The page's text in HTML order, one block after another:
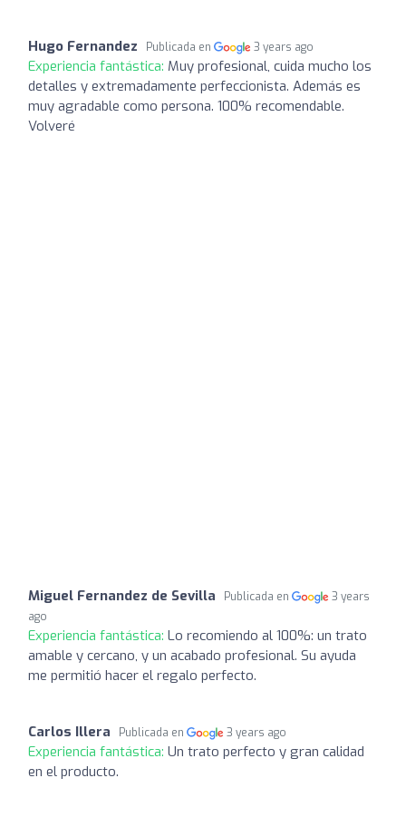
Hugo Fernandez Publicada en 3 years ago
Experiencia fantástica: Muy profesional, cuida mucho los
detalles y extremadamente perfeccionista. Además es
muy agradable como persona. 100% recomendable.
Volveré
Miguel Fernandez de Sevilla Publicada en
3 years
ago
Experiencia fantástica: Lo recomiendo al 100%: un trato
amable y cercano, y un acabado profesional. Su ayuda
me permitió hacer el regalo perfecto.
Carlos Illera Publicada en 3 years ago
Experiencia fantástica: Un trato perfecto y gran calidad
en el producto.